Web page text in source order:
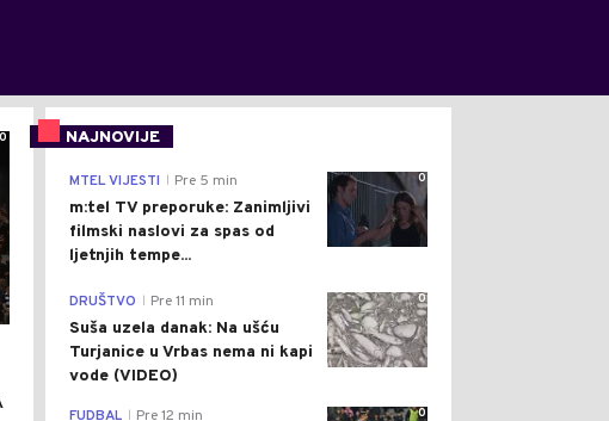
0 NAJNOVIJE
0
MTEL VIJESTI Pre 5 min
m:tel TV preporuke: Zanimljivi
filmski naslovi za spas od
ljetnjih tempe...
0
DRUŠTVO Pre 11 min
Suša uzela danak: Na ušću
Turjanice u Vrbas nema ni kapi
vode (VIDEO)
0
FUDBAL Pre 12 min